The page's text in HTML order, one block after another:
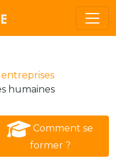
humaines
Comment se
former ?